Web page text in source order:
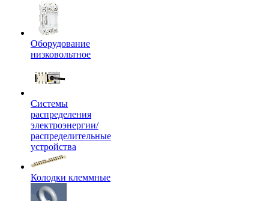
Оборудование
низковольтное
Системы
распределения
электроэнергии/
распределительные
устройства
Колодки клеммные